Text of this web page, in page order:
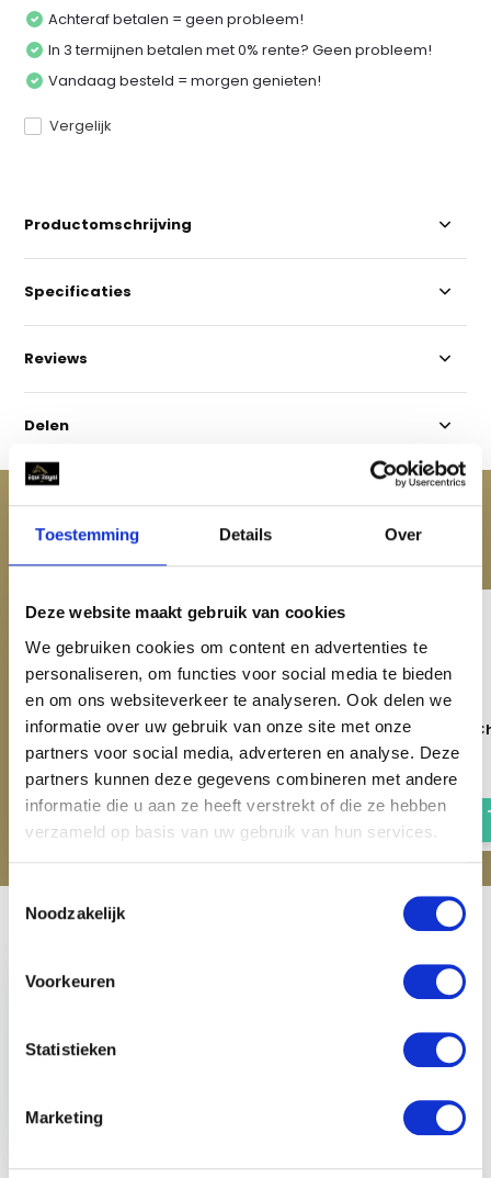
Toestemming Details Over
Deze website maakt gebruik van cookies
We gebruiken cookies om content en advertenties te
personaliseren, om functies voor social media te bieden
en om ons websiteverkeer te analyseren. Ook delen we
informatie over uw gebruik van onze site met onze
partners voor social media, adverteren en analyse. Deze
partners kunnen deze gegevens combineren met andere
informatie die u aan ze heeft verstrekt of die ze hebben
verzameld op basis van uw gebruik van hun services.
Toestemmingsselectie
Noodzakelijk
Voorkeuren
Statistieken
Marketing
Achteraf betalen = geen probleem!
In 3 termijnen betalen met 0% rente? Geen probleem!
Vandaag besteld = morgen genieten!
Vergelijk
Productomschrijving
Specificaties
Reviews
Delen
ACCESSOIRES
Maak je aankoop compleet
Imperial Riding Muts Chilly -
Candy Floss
€ 14,95 € 9,95
Imperial Riding Muts
Grijs
€ 14,95 € 9,95
€ 14,95